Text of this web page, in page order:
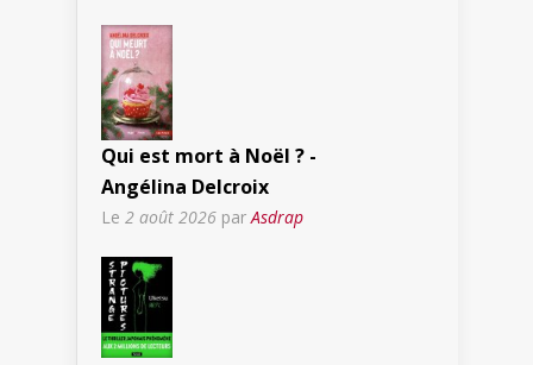
Qui est mort à Noël ? -
Angélina Delcroix
Le 2 août 2026 par Asdrap